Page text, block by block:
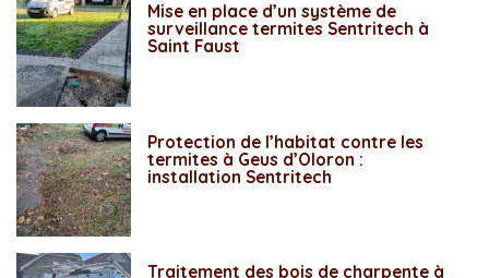
Mise en place d’un système de
surveillance termites Sentritech à
Saint Faust
Protection de l’habitat contre les
termites à Geus d’Oloron :
installation Sentritech
Traitement des bois de charpente à